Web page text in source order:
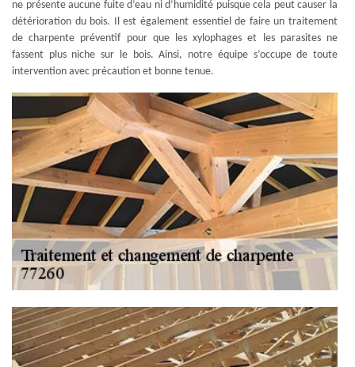
ne présente aucune fuite d’eau ni d’humidité puisque cela peut causer la
détérioration du bois. Il est également essentiel de faire un traitement
de charpente préventif pour que les xylophages et les parasites ne
fassent plus niche sur le bois. Ainsi, notre équipe s’occupe de toute
intervention avec précaution et bonne tenue.